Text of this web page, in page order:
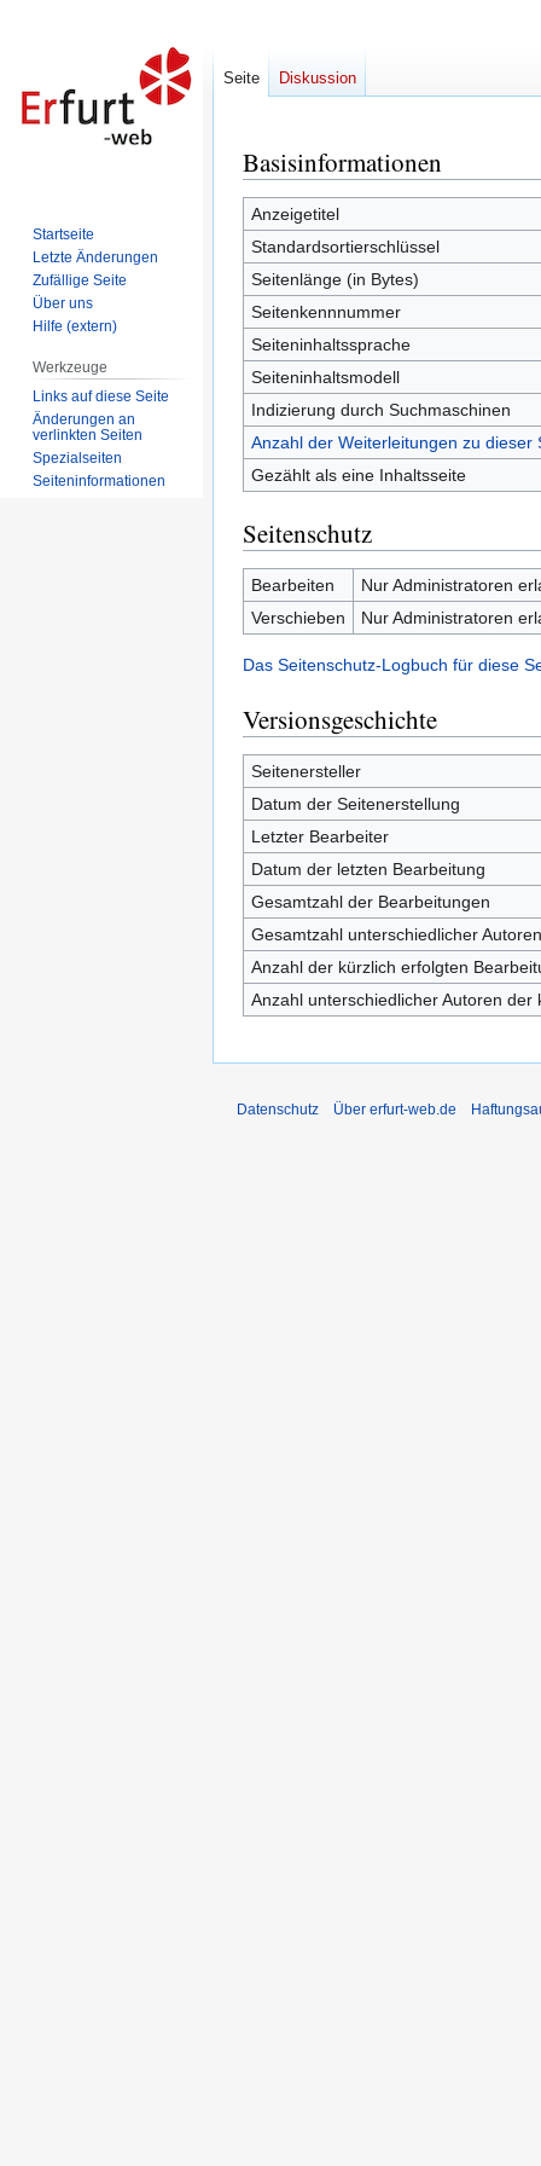
Zur
Navigation
springen
Zur
Suche
springen
Basisinformationen
Anzeigetitel
Standardsortierschlüssel
Seitenlänge (in Bytes)
Seitenkennnummer
Seiteninhaltssprache
Seiteninhaltsmodell
Indizierung durch Suchmaschinen
Anzahl der Weiterleitungen zu dieser
Gezählt als eine Inhaltsseite
Seitenschutz
Bearbeiten
Nur Administratoren
Verschieben
Nur Administratoren
Das Seitenschutz-Logbuch für diese
Versionsgeschichte
Seitenersteller
Datum der Seitenerstellung
Letzter Bearbeiter
Datum der letzten Bearbeitung
Gesamtzahl der Bearbeitungen
Gesamtzahl unterschiedlicher Autoren
Anzahl der kürzlich erfolgten
Anzahl unterschiedlicher Autoren
Seite Diskussion
Startseite
Letzte Änderungen
Zufällige Seite
Über uns
Hilfe (extern)
Werkzeuge
Links auf diese Seite
Änderungen an
verlinkten Seiten
Spezialseiten
Seiten­informationen
Datenschutz Über erfurt-web.de